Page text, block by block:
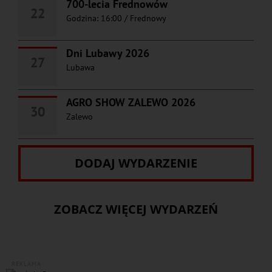
700-lecia Frednowów
Godzina: 16:00 / Frednowy
Dni Lubawy 2026
Lubawa
AGRO SHOW ZALEWO 2026
Zalewo
DODAJ WYDARZENIE
ZOBACZ WIĘCEJ WYDARZEŃ